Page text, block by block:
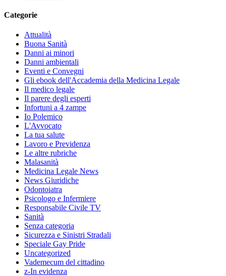
Categorie
Attualità
Buona Sanità
Danni ai minori
Danni ambientali
Eventi e Convegni
Gli ebook dell'Accademia della Medicina Legale
Il medico legale
Il parere degli esperti
Infortuni a 4 zampe
Io Polemico
L'Avvocato
La tua salute
Lavoro e Previdenza
Le altre rubriche
Malasanità
Medicina Legale News
News Giuridiche
Odontoiatra
Psicologo e Infermiere
Responsabile Civile TV
Sanità
Senza categoria
Sicurezza e Sinistri Stradali
Speciale Gay Pride
Uncategorized
Vademecum del cittadino
z-In evidenza